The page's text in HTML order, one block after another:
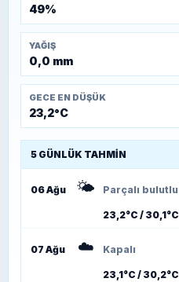
49%
YAĞIŞ
0,0 mm
GECE EN DÜŞÜK
23,2°C
5 GÜNLÜK TAHMIN
06 Ağu 🌤️ Parçalı bulutlu
23,2°C / 30,1°C
07 Ağu ☁️ Kapalı
23,1°C / 30,2°C